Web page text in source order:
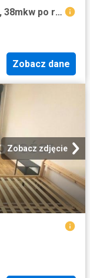
Gliwice, Sikornik, Perkoza. 2 pokoje, 38mkw po remoncie. Z meblami
Zobacz dane
Zobacz zdjęcie